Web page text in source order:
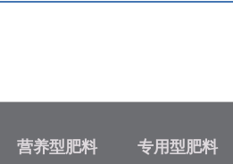
营养型肥料 专用型肥料